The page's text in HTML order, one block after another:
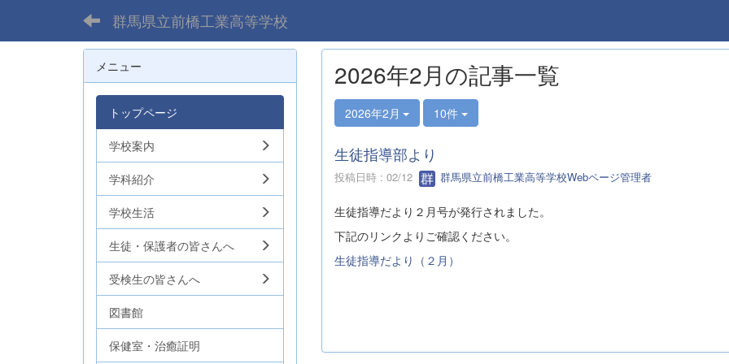
群馬県立前橋工業高等学校
2026年2月の記事一覧
2026年2月 10件
生徒指導部より
投稿日時 : 02/12 群馬県立前橋工業高等学校Webページ管理者
生徒指導だより２月号が発行されました。
下記のリンクよりご確認ください。
生徒指導だより（２月）
メニュー
トップページ
学校案内
学科紹介
学校生活
生徒・保護者の皆さんへ
受検生の皆さんへ
図書館
保健室・治癒証明